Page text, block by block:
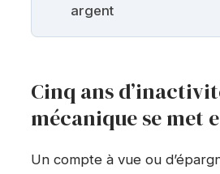
argent
Cinq ans
mécanique se met
Un compte à vue ou